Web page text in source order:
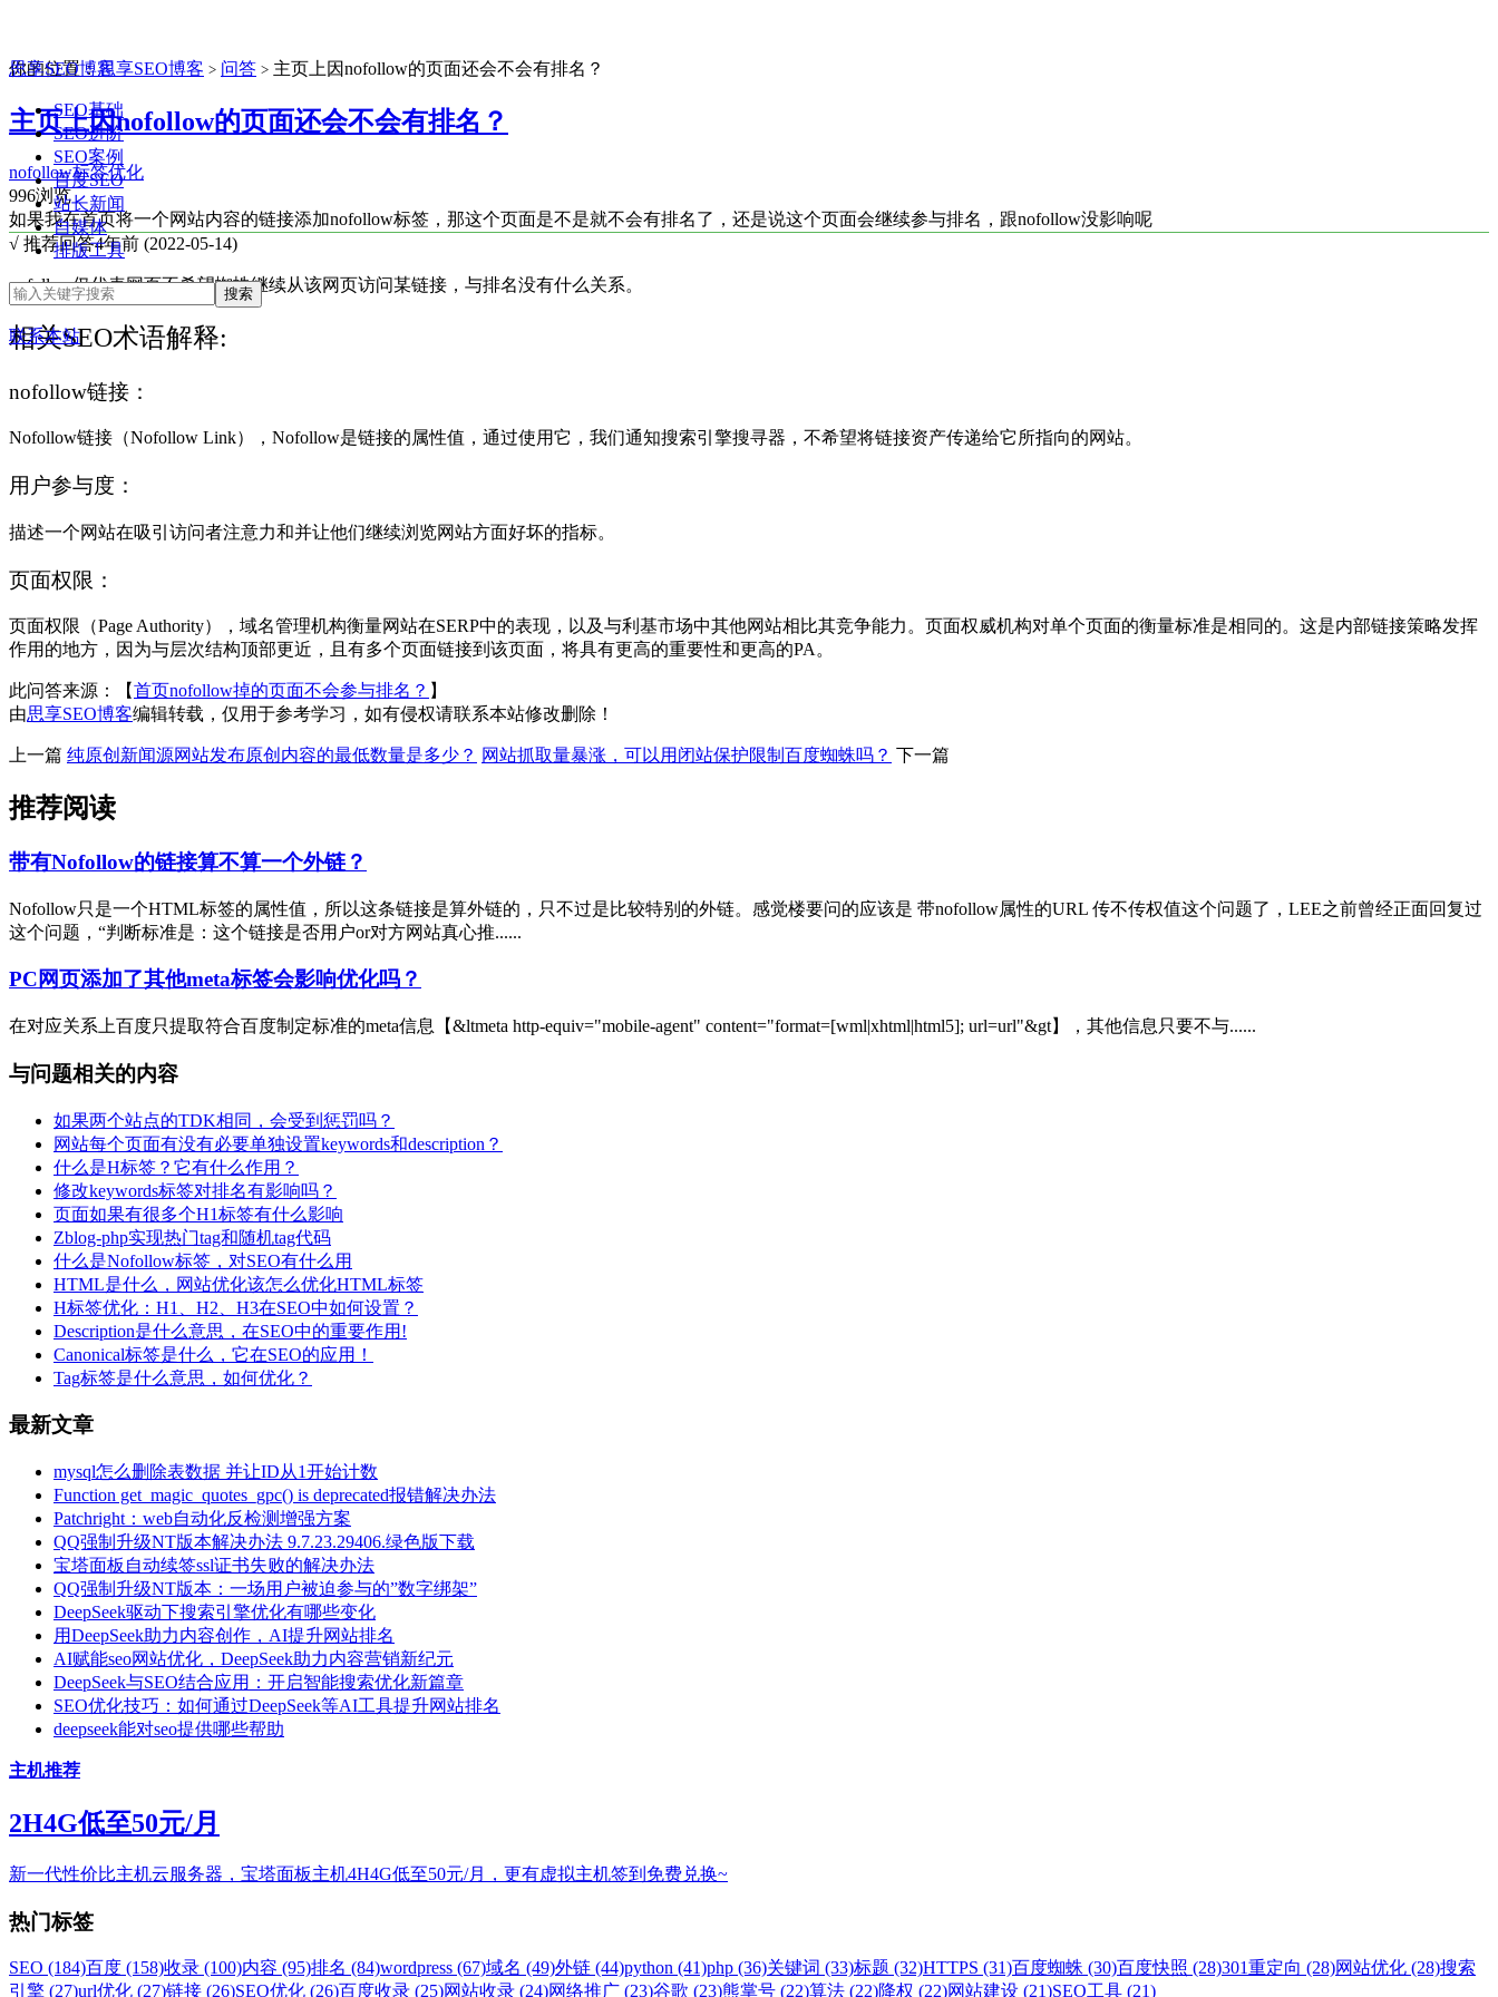
思享SEO博客
SEO基础
SEO进阶
SEO案例
百度SEO
站长新闻
自媒体
排版工具
联系本站
你的位置：思享SEO博客 > 问答 > 主页上因nofollow的页面还会不会有排名？
主页上因nofollow的页面还会不会有排名？
nofollow标签优化
996浏览
如果我在首页将一个网站内容的链接添加nofollow标签，那这个页面是不是就不会有排名了，还是说这个页面会继续参与排名，跟nofollow没影响呢
√ 推荐回答4年前 (2022-05-14)
nofollow仅代表网页不希望蜘蛛继续从该网页访问某链接，与排名没有什么关系。
相关SEO术语解释:
nofollow链接：
Nofollow链接（Nofollow Link），Nofollow是链接的属性值，通过使用它，我们通知搜索引擎搜寻器，不希望将链接资产传递给它所指向的网站。
用户参与度：
描述一个网站在吸引访问者注意力和并让他们继续浏览网站方面好坏的指标。
页面权限：
页面权限（Page Authority），域名管理机构衡量网站在SERP中的表现，以及与利基市场中其他网站相比其竞争能力。页面权威机构对单个页面的衡量标准是相同的。这是内部链接策略发挥
作用的地方，因为与层次结构顶部更近，且有多个页面链接到该页面，将具有更高的重要性和更高的PA。
此问答来源：【首页nofollow掉的页面不会参与排名？ 】
由思享SEO博客编辑转载，仅用于参考学习，如有侵权请联系本站修改删除！
上一篇 纯原创新闻源网站发布原创内容的最低数量是多少？ 网站抓取量暴涨，可以用闭站保护限制百度蜘蛛吗？ 下一篇
推荐阅读
带有Nofollow的链接算不算一个外链？
Nofollow只是一个HTML标签的属性值，所以这条链接是算外链的，只不过是比较特别的外链。感觉楼要问的应该是 带nofollow属性的URL 传不传权值这个问题了，LEE之前曾经正面回复过
这个问题，“判断标准是：这个链接是否用户or对方网站真心推......
PC网页添加了其他meta标签会影响优化吗？
在对应关系上百度只提取符合百度制定标准的meta信息【&ltmeta http-equiv="mobile-agent" content="format=[wml|xhtml|html5]; url=url"&gt】，其他信息只要不与......
与问题相关的内容
如果两个站点的TDK相同，会受到惩罚吗？
网站每个页面有没有必要单独设置keywords和description？
什么是H标签？它有什么作用？
修改keywords标签对排名有影响吗？
页面如果有很多个H1标签有什么影响
Zblog-php实现热门tag和随机tag代码
什么是Nofollow标签，对SEO有什么用
HTML是什么，网站优化该怎么优化HTML标签
H标签优化：H1、H2、H3在SEO中如何设置？
Description是什么意思，在SEO中的重要作用!
Canonical标签是什么，它在SEO的应用！
Tag标签是什么意思，如何优化？
最新文章
mysql怎么删除表数据 并让ID从1开始计数
Function get_magic_quotes_gpc() is deprecated报错解决办法
Patchright：web自动化反检测增强方案
QQ强制升级NT版本解决办法 9.7.23.29406.绿色版下载
宝塔面板自动续签ssl证书失败的解决办法
QQ强制升级NT版本：一场用户被迫参与的”数字绑架”
DeepSeek驱动下搜索引擎优化有哪些变化
用DeepSeek助力内容创作，AI提升网站排名
AI赋能seo网站优化，DeepSeek助力内容营销新纪元
DeepSeek与SEO结合应用：开启智能搜索优化新篇章
SEO优化技巧：如何通过DeepSeek等AI工具提升网站排名
deepseek能对seo提供哪些帮助
主机推荐
2H4G低至50元/月
新一代性价比主机云服务器，宝塔面板主机4H4G低至50元/月，更有虚拟主机签到免费兑换~
热门标签
SEO (184)百度 (158)收录 (100)内容 (95)排名 (84)wordpress (67)域名 (49)外链 (44)python (41)php (36)关键词 (33)标题 (32)HTTPS (31)百度蜘蛛 (30)百度快照 (28)301重定向 (28)网站优化 (28)搜索
引擎 (27)url优化 (27)链接 (26)SEO优化 (26)百度收录 (25)网站收录 (24)网络推广 (23)谷歌 (23)熊掌号 (22)算法 (22)降权 (22)网站建设 (21)SEO工具 (21)